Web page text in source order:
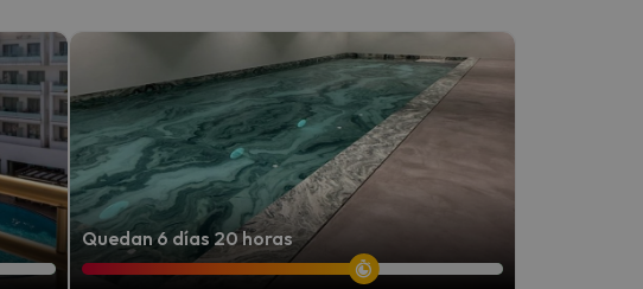
Quedan 6 días 20 horas